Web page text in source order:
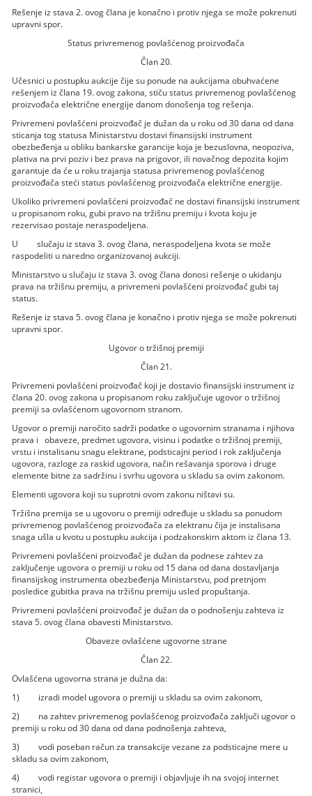
Rešenje iz stava 2. ovog člana je konačno i protiv njega se može pokrenuti
upravni spor.
Status privremenog povlašćenog proizvođača
Član 20.
Učesnici u postupku aukcije čije su ponude na aukcijama obuhvaćene
rešenjem iz člana 19. ovog zakona, stiču status privremenog povlašćenog
proizvođača električne energije danom donošenja tog rešenja.
Privremeni povlašćeni proizvođač je dužan da u roku od 30 dana od dana
sticanja tog statusa Ministarstvu dostavi finansijski instrument
obezbeđenja u obliku bankarske garancije koja je bezuslovna, neopoziva,
plativa na prvi poziv i bez prava na prigovor, ili novačnog depozita kojim
garantuje da će u roku trajanja statusa privremenog povlašćenog
proizvođača steći status povlašćenog proizvođača električne energije.
Ukoliko privremeni povlašćeni proizvođač ne dostavi finansijski instrument
u propisanom roku, gubi pravo na tržišnu premiju i kvota koju je
rezervisao postaje neraspodeljena.
U slučaju iz stava 3. ovog člana, neraspodeljena kvota se može
raspodeliti u naredno organizovanoj aukciji.
Ministarstvo u slučaju iz stava 3. ovog člana donosi rešenje o ukidanju
prava na tržišnu premiju, a privremeni povlašćeni proizvođač gubi taj
status.
Rešenje iz stava 5. ovog člana je konačno i protiv njega se može pokrenuti
upravni spor.
Ugovor o tržišnoj premiji
Član 21.
Privremeni povlašćeni proizvođač koji je dostavio finansijski instrument iz
člana 20. ovog zakona u propisanom roku zaključuje ugovor o tržišnoj
premiji sa ovlašćenom ugovornom stranom.
Ugovor o premiji naročito sadrži podatke o ugovornim stranama i njihova
prava i obaveze, predmet ugovora, visinu i podatke o tržišnoj premiji,
vrstu i instalisanu snagu elektrane, podsticajni period i rok zaključenja
ugovora, razloge za raskid ugovora, način rešavanja sporova i druge
elemente bitne za sadržinu i svrhu ugovora u skladu sa ovim zakonom.
Elementi ugovora koji su suprotni ovom zakonu ništavi su.
Tržišna premija se u ugovoru o premiji određuje u skladu sa ponudom
privremenog povlašćenog proizvođača za elektranu čija je instalisana
snaga ušla u kvotu u postupku aukcija i podzakonskim aktom iz člana 13.
Privremeni povlašćeni proizvođač je dužan da podnese zahtev za
zaključenje ugovora o premiji u roku od 15 dana od dana dostavljanja
finansijskog instrumenta obezbeđenja Ministarstvu, pod pretnjom
posledice gubitka prava na tržišnu premiju usled propuštanja.
Privremeni povlašćeni proizvođač je dužan da o podnošenju zahteva iz
stava 5. ovog člana obavesti Ministarstvo.
Obaveze ovlašćene ugovorne strane
Član 22.
Ovlašćena ugovorna strana je dužna da:
1) izradi model ugovora o premiji u skladu sa ovim zakonom,
2) na zahtev privremenog povlašćenog proizvođača zaključi ugovor o
premiji u roku od 30 dana od dana podnošenja zahteva,
3) vodi poseban račun za transakcije vezane za podsticajne mere u
skladu sa ovim zakonom,
4) vodi registar ugovora o premiji i objavljuje ih na svojoj internet
stranici,